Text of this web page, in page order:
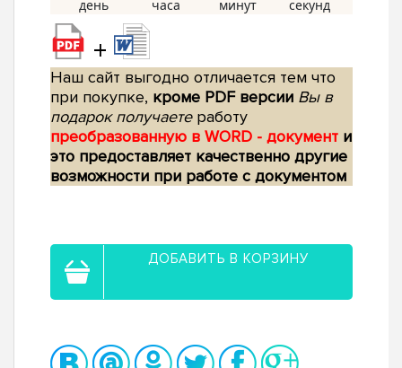
+
Наш сайт выгодно отличается тем что
при покупке, кроме PDF версии Вы в
подарок получаетеработу
преобразованную в WORD - документ и
это предоставляет качественно другие
возможности при работе с документом
ДОБАВИТЬ В КОРЗИНУ